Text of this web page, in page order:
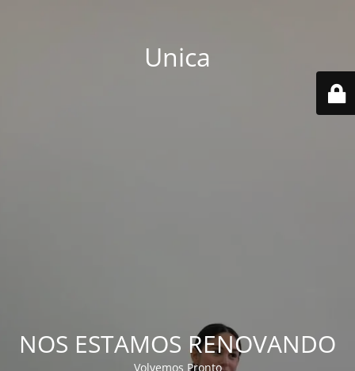
Unica
NOS ESTAMOS RENOVANDO
Volvemos Pronto